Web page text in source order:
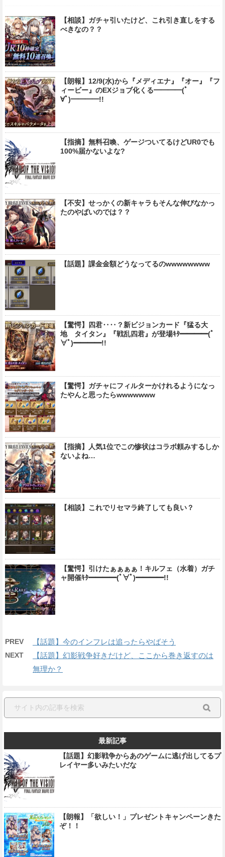
【相談】ガチャ引いたけど、これ引き直しをする
べきなの？？
【朗報】12/9(水)から『メディエナ』『オー』『フ
ィービー』のEXジョブ化くる━━━━(ﾟ
∀ﾟ)━━━━!!
【指摘】無料召喚、ゲージついてるけどUR0でも
100%届かないよな?
【不安】せっかくの新キャラもそんな伸びなかっ
たのやばいのでは？？
【話題】課金金額どうなってるのwwwwwwww
【驚愕】四君‥‥？新ビジョンカード『猛る大
地 タイタン』『戦乱四君』が登場ｷﾀ━━━━(ﾟ
∀ﾟ)━━━━!!
【驚愕】ガチャにフィルターかけれるようになっ
たやんと思ったらwwwwwww
【指摘】人気1位でこの惨状はコラボ頼みするしか
ないよね…
【相談】これでリセマラ終了しても良い？
【驚愕】引けたぁぁぁぁ！キルフェ（水着）ガチ
ャ開催ｷﾀ━━━━(ﾟ∀ﾟ)━━━━!!
PREV 【話題】今のインフレは追ったらやばそう
NEXT
【話題】幻影戦争好きだけど、ここから巻き返すのは
無理か？
最新記事
【話題】幻影戦争からあのゲームに逃げ出してるプ
レイヤー多いみたいだな
【朗報】「欲しい！」プレゼントキャンペーンきた
ぞ！！